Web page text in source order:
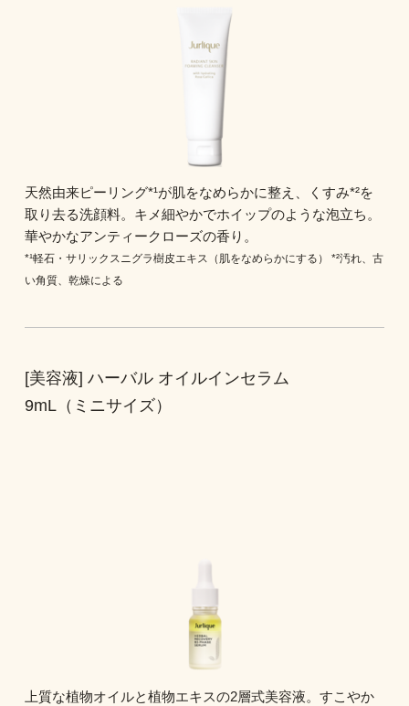
天然由来ピーリング*¹が肌をなめらかに整え、くすみ*²を
取り去る洗顔料。キメ細やかでホイップのような泡立ち。
華やかなアンティークローズの香り。
*¹軽石・サリックスニグラ樹皮エキス（肌をなめらかにする） *²汚れ、古
い角質、乾燥による
[美容液] ハーバル オイルインセラム
9mL（ミニサイズ）
上質な植物オイルと植物エキスの2層式美容液。すこやか